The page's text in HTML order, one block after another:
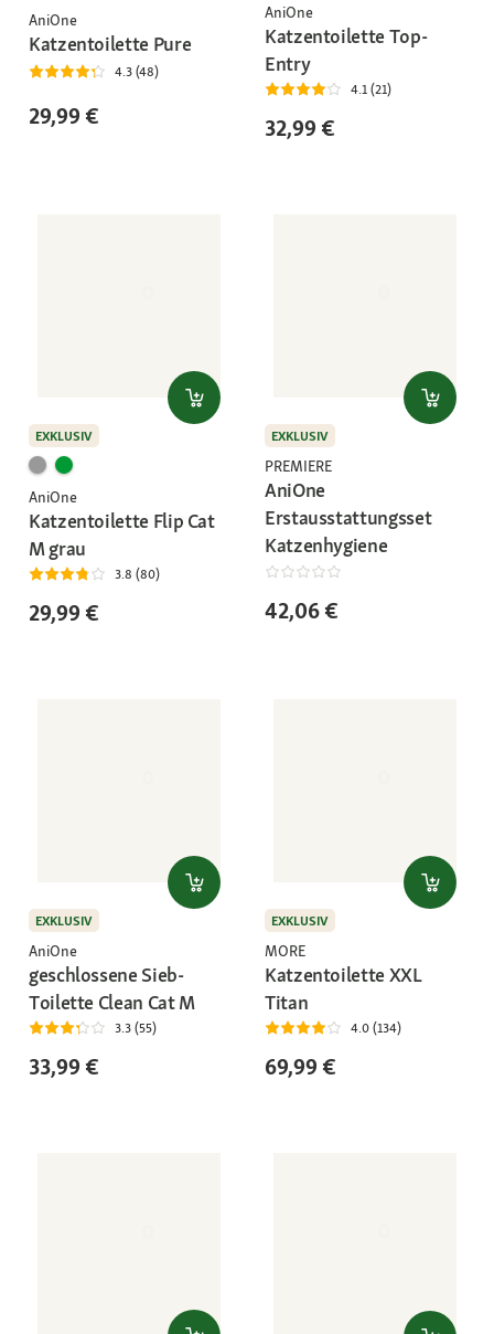
AniOne
Katzentoilette Pure
4.3 (48)
29,99 €
AniOne
Katzentoilette Top-
Entry
4.1 (21)
32,99 €
EXKLUSIV
AniOne
Katzentoilette Flip Cat
M grau
3.8 (80)
29,99 €
EXKLUSIV
PREMIERE
AniOne
Erstausstattungsset
Katzenhygiene
42,06 €
EXKLUSIV
AniOne
geschlossene Sieb-
Toilette Clean Cat M
3.3 (55)
33,99 €
EXKLUSIV
MORE
Katzentoilette XXL
Titan
4.0 (134)
69,99 €